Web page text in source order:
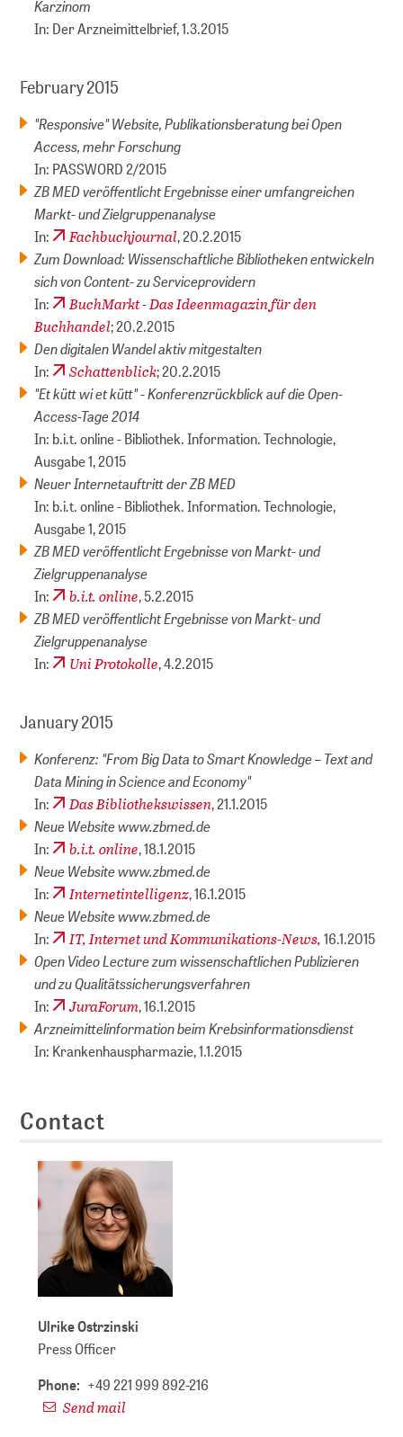
Karzinom
In: Der Arzneimittelbrief, 1.3.2015
February 2015
"Responsive" Website, Publikationsberatung bei Open
Access, mehr Forschung
In: PASSWORD 2/2015
ZB MED veröffentlicht Ergebnisse einer umfangreichen
Markt- und Zielgruppenanalyse
In: Fachbuchjournal, 20.2.2015
Zum Download: Wissenschaftliche Bibliotheken entwickeln
sich von Content- zu Serviceprovidern
In:
BuchMarkt - Das Ideenmagazin für den
Buchhandel; 20.2.2015
Den digitalen Wandel aktiv mitgestalten
In: Schattenblick; 20.2.2015
"Et kütt wi et kütt" - Konferenzrückblick auf die Open-
Access-Tage 2014
In: b.i.t. online - Bibliothek. Information. Technologie,
Ausgabe 1, 2015
Neuer Internetauftritt der ZB MED
In: b.i.t. online - Bibliothek. Information. Technologie,
Ausgabe 1, 2015
ZB MED veröffentlicht Ergebnisse von Markt- und
Zielgruppenanalyse
In: b.i.t. online, 5.2.2015
ZB MED veröffentlicht Ergebnisse von Markt- und
Zielgruppenanalyse
In: Uni Protokolle, 4.2.2015
January 2015
Konferenz: "From Big Data to Smart Knowledge – Text and
Data Mining in Science and Economy"
In: Das Bibliothekswissen, 21.1.2015
Neue Website www.zbmed.de
In: b.i.t. online, 18.1.2015
Neue Website www.zbmed.de
In: Internetintelligenz, 16.1.2015
Neue Website www.zbmed.de
In: IT, Internet und Kommunikations-News,16.1.2015
Open Video Lecture zum wissenschaftlichen Publizieren
und zu Qualitätssicherungsverfahren
In: JuraForum, 16.1.2015
Arzneimittelinformation beim Krebsinformationsdienst
In: Krankenhauspharmazie, 1.1.2015
Contact
Ulrike Ostrzinski
Press Officer
Phone: +49 221 999 892-216
Send mail